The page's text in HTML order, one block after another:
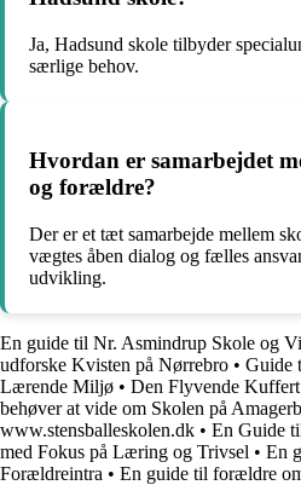
Ja, Hadsund skole tilbyder
særlige behov.
Hvordan er samarbejdet
og forældre?
Der er et tæt samarbejde mellem
vægtes åben dialog og fælles
udvikling.
En guide til Nr. Asmindrup Skole og
udforske Kvisten på Nørrebro • Guide
Lærende Miljø • Den Flyvende
behøver at vide om Skolen på
www.stensballeskolen.dk • En Guide
med Fokus på Læring og Trivsel • En
Forældreintra • En guide til forældre